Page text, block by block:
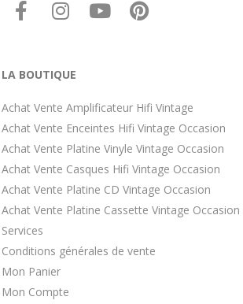
LA BOUTIQUE
Achat Vente Amplificateur Hifi Vintage
Achat Vente Enceintes Hifi Vintage Occasion
Achat Vente Platine Vinyle Vintage Occasion
Achat Vente Casques Hifi Vintage Occasion
Achat Vente Platine CD Vintage Occasion
Achat Vente Platine Cassette Vintage Occasion
Services
Conditions générales de vente
Mon Panier
Mon Compte